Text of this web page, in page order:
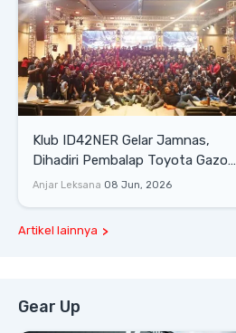
Klub ID42NER Gelar Jamnas,
Dihadiri Pembalap Toyota Gazoo
Racing
Anjar Leksana 08 Jun, 2026
Artikel lainnya
Gear Up